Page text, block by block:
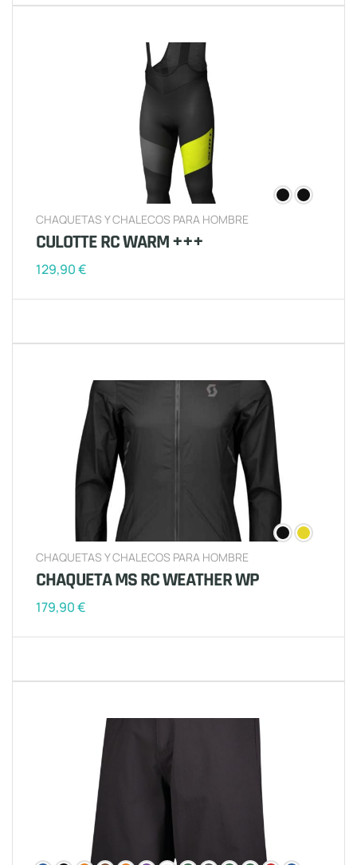
CHAQUETAS Y CHALECOS PARA HOMBRE
CULOTTE RC WARM +++
129,90€
CHAQUETAS Y CHALECOS PARA HOMBRE
CHAQUETA MS RC WEATHER WP
179,90€